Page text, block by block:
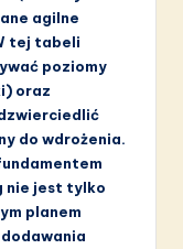
agilne
tej tabeli
poziomy
oraz
do wdrożenia.
nie jest tylko
planem